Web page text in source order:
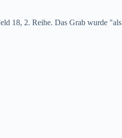
18, 2. Reihe. Das Grab wurde "als